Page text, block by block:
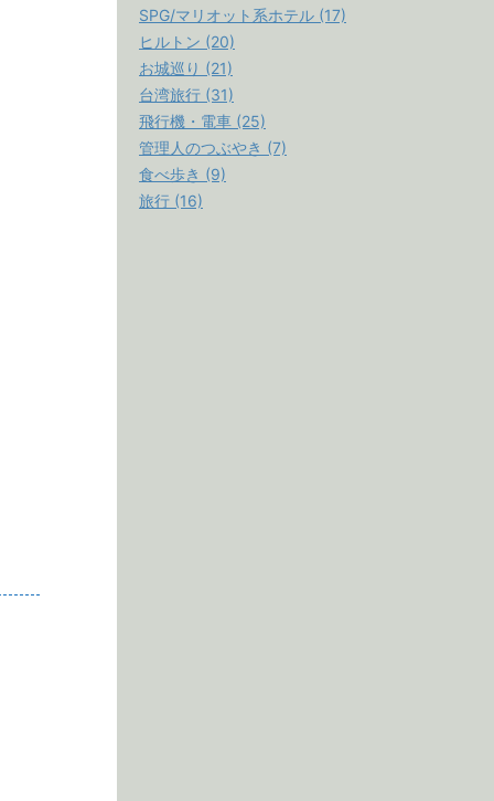
SPG/マリオット系ホテル (17)
ヒルトン (20)
お城巡り (21)
台湾旅行 (31)
飛行機・電車 (25)
管理人のつぶやき (7)
食べ歩き (9)
旅行 (16)